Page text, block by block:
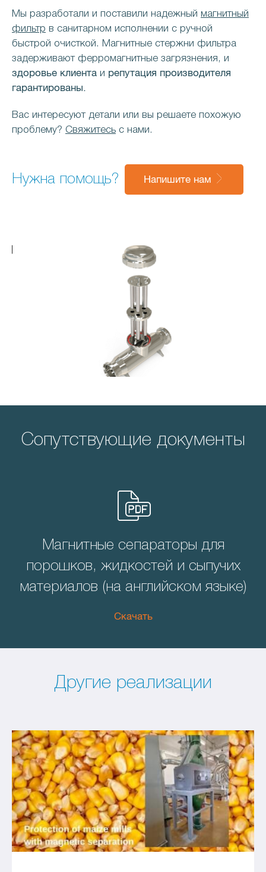
Мы разработали и поставили надежный магнитный
фильтр в санитарном исполнении с ручной
быстрой очисткой. Магнитные стержни фильтра
задерживают ферромагнитные загрязнения, и
здоровье клиента и репутация производителя
гарантированы.
Вас интересуют детали или вы решаете похожую
проблему? Свяжитесь с нами.
Нужна помощь? Напишите нам
Сопутствующие документы
Магнитные сепараторы для
порошков, жидкостей и сыпучих
материалов (на английском языке)
Скачать
Другие реализации